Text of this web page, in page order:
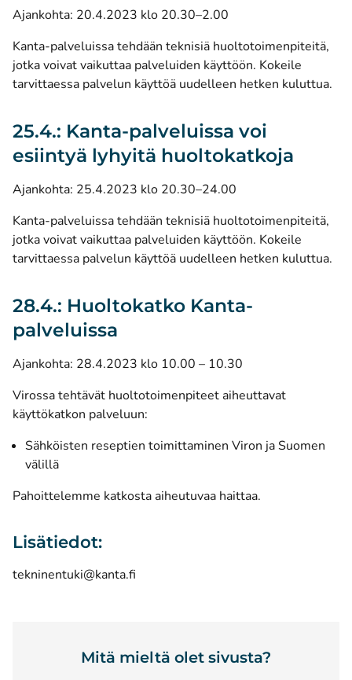
Ajankohta: 20.4.2023 klo 20.30–2.00
Kanta-palveluissa tehdään teknisiä huoltotoimenpiteitä,
jotka voivat vaikuttaa palveluiden käyttöön. Kokeile
tarvittaessa palvelun käyttöä uudelleen hetken kuluttua.
25.4.: Kanta-palveluissa voi
esiintyä lyhyitä huoltokatkoja
Ajankohta: 25.4.2023 klo 20.30–24.00
Kanta-palveluissa tehdään teknisiä huoltotoimenpiteitä,
jotka voivat vaikuttaa palveluiden käyttöön. Kokeile
tarvittaessa palvelun käyttöä uudelleen hetken kuluttua.
28.4.: Huoltokatko Kanta-
palveluissa
Ajankohta: 28.4.2023 klo 10.00 – 10.30
Virossa tehtävät huoltotoimenpiteet aiheuttavat
käyttökatkon palveluun:
Sähköisten reseptien toimittaminen Viron ja Suomen
välillä
Pahoittelemme katkosta aiheutuvaa haittaa.
Lisätiedot:
tekninentuki@kanta.fi
Mitä mieltä olet sivusta?